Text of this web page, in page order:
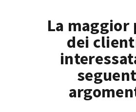
La maggior
dei